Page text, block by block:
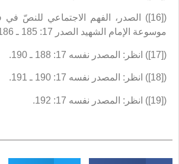
([16]) الصدر، الفهم الاجتماعي للنصّ في
موسوعة الإمام الشهيد الصدر 17: 185 ـ 186.
([17]) انظر: المصدر نفسه 17: 188 ـ 190.
([18]) انظر: المصدر نفسه 17: 190 ـ 191.
([19]) انظر: المصدر نفسه 17: 192.